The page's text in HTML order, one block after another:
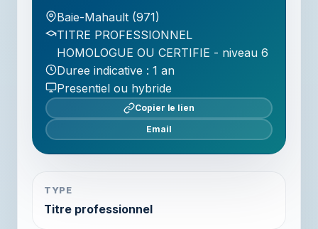
Baie-Mahault (971)
TITRE PROFESSIONNEL
HOMOLOGUE OU CERTIFIE - niveau 6
Duree indicative : 1 an
Presentiel ou hybride
Copier le lien
Email
TYPE
Titre professionnel